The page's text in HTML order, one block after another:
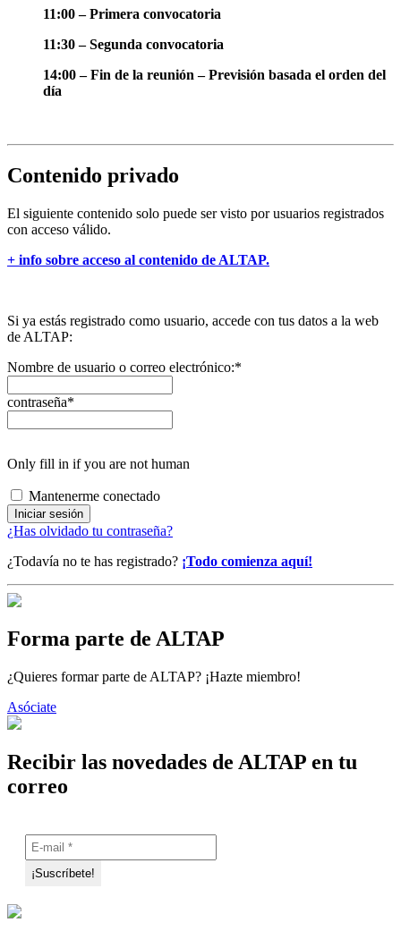
11:00 – Primera convocatoria
11:30 – Segunda convocatoria
14:00 – Fin de la reunión – Previsión basada el orden del
día
Contenido privado
El siguiente contenido solo puede ser visto por usuarios registrados
con acceso válido.
+ info sobre acceso al contenido de ALTAP.
Si ya estás registrado como usuario, accede con tus datos a la web
de ALTAP:
Nombre de usuario o correo electrónico:*
contraseña*
Only fill in if you are not human
Mantenerme conectado
¿Has olvidado tu contraseña?
¿Todavía no te has registrado? ¡Todo comienza aquí!
Forma parte de ALTAP
¿Quieres formar parte de ALTAP? ¡Hazte miembro!
Asóciate
Recibir las novedades de ALTAP en tu
correo